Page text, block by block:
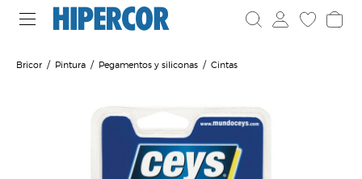
Bricor Pintura Pegamentos y siliconas Cintas